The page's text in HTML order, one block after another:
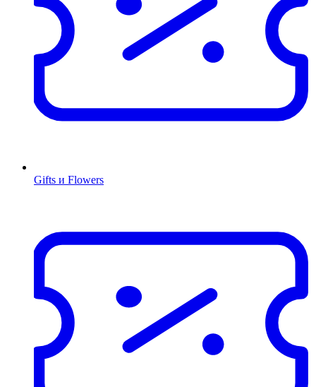
Gifts и Flowers